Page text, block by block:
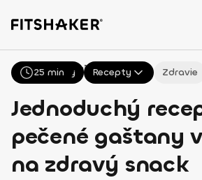
Všetky Recepty Zdravie
Jednoduchý
pečené gaštany
na zdravý snack
25 min NaN